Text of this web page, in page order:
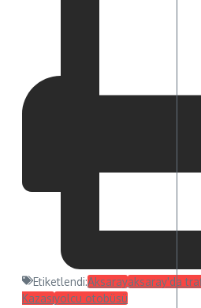
Etiketlendi:Aksarayaksaray'da
Kazasıyolcu otobüsü